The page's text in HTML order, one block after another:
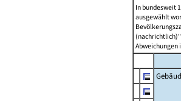
In bundesweit
ausgewählt
Abweichungen